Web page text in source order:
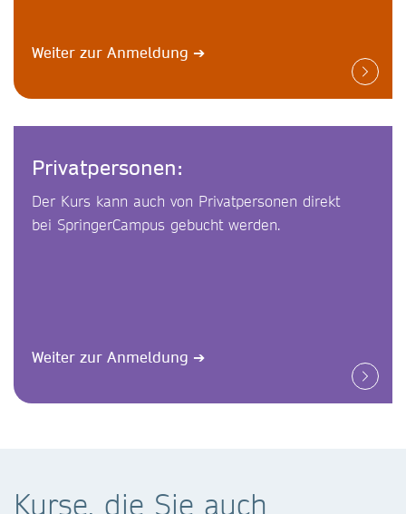
Weiter zur Anmeldung ➔
Privatpersonen:
Der Kurs kann auch von Privatpersonen direkt
bei SpringerCampus gebucht werden.
Weiter zur Anmeldung ➔
Kurse, die Sie auch